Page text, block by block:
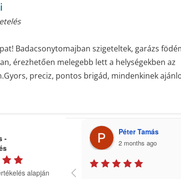
Badacsonytomajban szigeteltek, garázs
érezhetően melegebb lett a helységekben az
preciz, pontos brigád, mindenkinek
-
alapján
ago
Péter Tamás
2 months ago